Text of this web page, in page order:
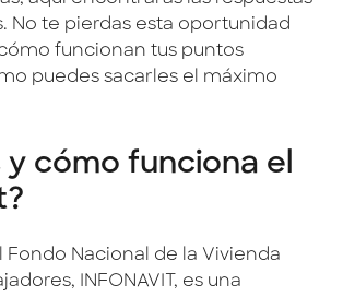
No te pierdas esta oportunidad
funcionan tus puntos
puedes sacarles el máximo
y cómo funciona el
Fondo Nacional de la Vivienda
INFONAVIT, es una